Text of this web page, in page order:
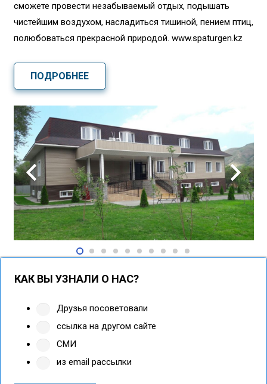
сможете провести незабываемый отдых, подышать
чистейшим воздухом, насладиться тишиной, пением птиц,
полюбоваться прекрасной природой. www.spaturgen.kz
ПОДРОБНЕЕ
КАК ВЫ УЗНАЛИ О НАС?
Друзья посоветовали
ссылка на другом сайте
СМИ
из email рассылки